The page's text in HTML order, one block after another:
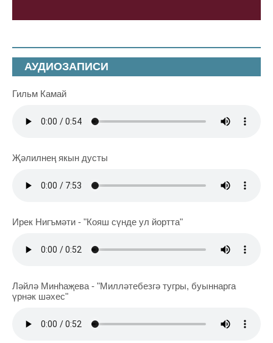
АУДИОЗАПИСИ
Гильм Камай
Җәлилнең якын дусты
Ирек Нигъмәти - "Кояш сүнде ул йортта"
Ләйлә Минһаҗева - "Милләтебезгә тугры, буыннарга
үрнәк шәхес"